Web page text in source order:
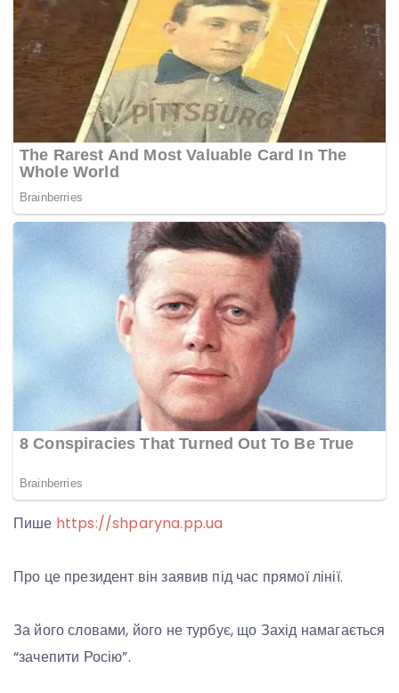
Пише https://shparyna.pp.ua
Про це президент він заявив під час прямої лінії.
За його словами, його не турбує, що Захід намагається
“зачепити Росію”.